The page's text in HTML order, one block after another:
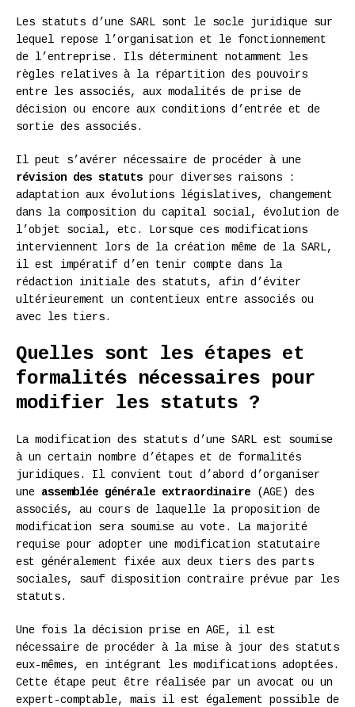
Les statuts d’une SARL sont le socle juridique sur
lequel repose l’organisation et le fonctionnement
de l’entreprise. Ils déterminent notamment les
règles relatives à la répartition des pouvoirs
entre les associés, aux modalités de prise de
décision ou encore aux conditions d’entrée et de
sortie des associés.
Il peut s’avérer nécessaire de procéder à une
révision des statuts pour diverses raisons :
adaptation aux évolutions législatives, changement
dans la composition du capital social, évolution de
l’objet social, etc. Lorsque ces modifications
interviennent lors de la création même de la SARL,
il est impératif d’en tenir compte dans la
rédaction initiale des statuts, afin d’éviter
ultérieurement un contentieux entre associés ou
avec les tiers.
Quelles sont les étapes et
formalités nécessaires pour
modifier les statuts ?
La modification des statuts d’une SARL est soumise
à un certain nombre d’étapes et de formalités
juridiques. Il convient tout d’abord d’organiser
une assemblée générale extraordinaire (AGE) des
associés, au cours de laquelle la proposition de
modification sera soumise au vote. La majorité
requise pour adopter une modification statutaire
est généralement fixée aux deux tiers des parts
sociales, sauf disposition contraire prévue par les
statuts.
Une fois la décision prise en AGE, il est
nécessaire de procéder à la mise à jour des statuts
eux-mêmes, en intégrant les modifications adoptées.
Cette étape peut être réalisée par un avocat ou un
expert-comptable, mais il est également possible de